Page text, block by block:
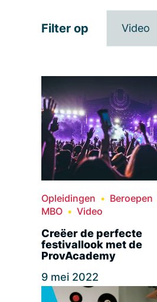
Filter op Video
Opleidingen
Beroepen
MBO
Video
Creëer de perfecte
festivallook met de
ProvAcademy
9 mei 2022